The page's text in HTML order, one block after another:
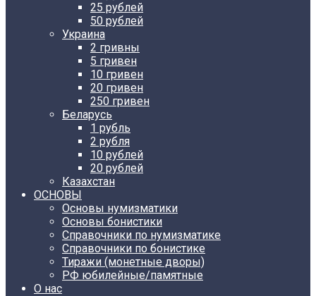
25 рублей
50 рублей
Украина
2 гривны
5 гривен
10 гривен
20 гривен
250 гривен
Беларусь
1 рубль
2 рубля
10 рублей
20 рублей
Казахстан
ОСНОВЫ
Основы нумизматики
Основы бонистики
Справочники по нумизматике
Справочники по бонистике
Тиражи (монетные дворы)
РФ юбилейные/памятные
О нас